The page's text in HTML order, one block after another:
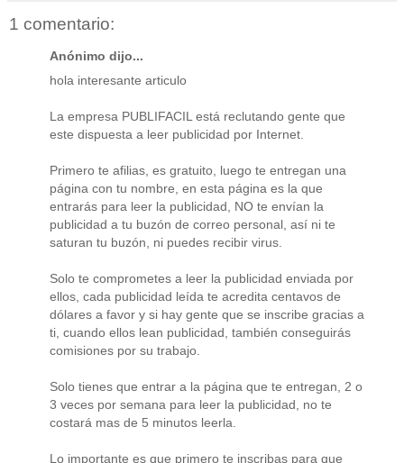
1 comentario:
Anónimo dijo...
hola interesante articulo
La empresa PUBLIFACIL está reclutando gente que
este dispuesta a leer publicidad por Internet.
Primero te afilias, es gratuito, luego te entregan una
página con tu nombre, en esta página es la que
entrarás para leer la publicidad, NO te envían la
publicidad a tu buzón de correo personal, así ni te
saturan tu buzón, ni puedes recibir virus.
Solo te comprometes a leer la publicidad enviada por
ellos, cada publicidad leída te acredita centavos de
dólares a favor y si hay gente que se inscribe gracias a
ti, cuando ellos lean publicidad, también conseguirás
comisiones por su trabajo.
Solo tienes que entrar a la página que te entregan, 2 o
3 veces por semana para leer la publicidad, no te
costará mas de 5 minutos leerla.
Lo importante es que primero te inscribas para que